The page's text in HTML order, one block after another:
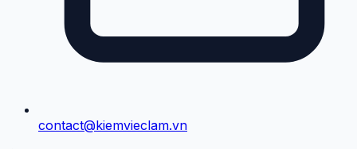
contact@kiemvieclam.vn